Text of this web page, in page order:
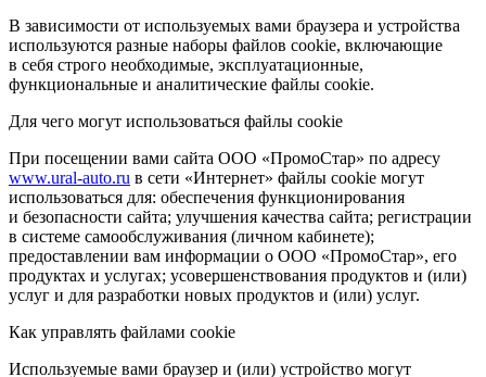
В зависимости от используемых вами браузера и устройства
используются разные наборы файлов cookie, включающие
в себя строго необходимые, эксплуатационные,
функциональные и аналитические файлы cookie.
Для чего могут использоваться файлы cookie
При посещении вами сайта ООО «ПромоСтар» по адресу
www.ural-auto.ru в сети «Интернет» файлы cookie могут
использоваться для: обеспечения функционирования
и безопасности сайта; улучшения качества сайта; регистрации
в системе самообслуживания (личном кабинете);
предоставлении вам информации о ООО «ПромоСтар», его
продуктах и услугах; усовершенствования продуктов и (или)
услуг и для разработки новых продуктов и (или) услуг.
Как управлять файлами cookie
Используемые вами браузер и (или) устройство могут